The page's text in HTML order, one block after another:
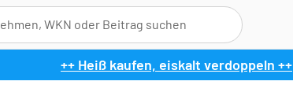
++ Heiß kaufen, eiskalt verdoppeln ++